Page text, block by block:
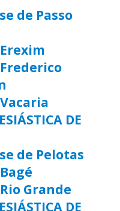
de Passo
DE
de Pelotas
Grande
DE